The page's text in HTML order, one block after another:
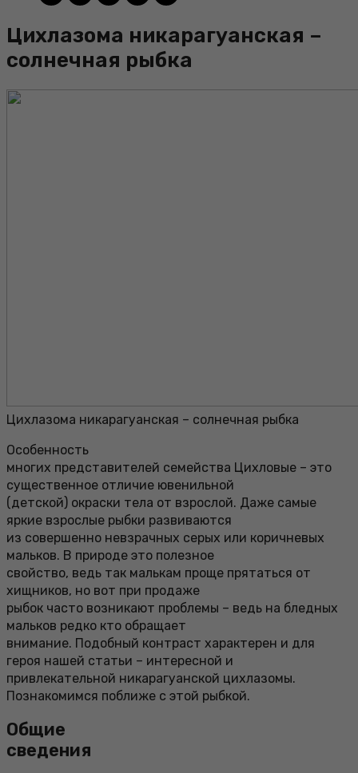
Цихлазома никарагуанская –
солнечная рыбка
Цихлазома никарагуанская – солнечная рыбка
Особенность
многих представителей семейства Цихловые – это
существенное отличие ювенильной
(детской) окраски тела от взрослой. Даже самые
яркие взрослые рыбки развиваются
из совершенно невзрачных серых или коричневых
мальков. В природе это полезное
свойство, ведь так малькам проще прятаться от
хищников, но вот при продаже
рыбок часто возникают проблемы – ведь на бледных
мальков редко кто обращает
внимание. Подобный контраст характерен и для
героя нашей статьи – интересной и
привлекательной никарагуанской цихлазомы.
Познакомимся поближе с этой рыбкой.
Общие
сведения